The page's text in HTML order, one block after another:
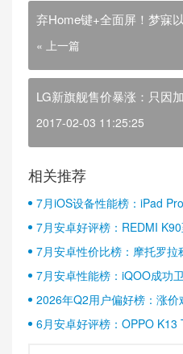
弃Home键+全面屏！梦寐
« 上一篇
LG新旗舰售价暴涨：只因
2017-02-03 11:25:25
相关推荐
7月iOS设备性能榜：iPad
7月安卓好评榜：REDMI
半壁江山
7月安卓性价比榜：摩托罗
7月安卓性能榜：iQOO成功
2026年Q2用户偏好榜：涨
6月安卓好评榜：OPPO K13